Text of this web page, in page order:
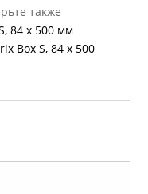
также
84 х 500 мм
Box S, 84 х 500